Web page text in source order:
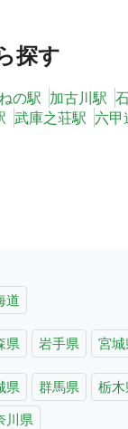
探す
の駅 加古川駅
武庫之荘駅 六甲
道
県 岩手県 宮城
県 群馬県 栃木
川県